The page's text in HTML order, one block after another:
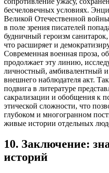
бесчеловечных условиях.
Великой Отечественной
в поле зрения писателей
будничный героизм
что расширяет и
Современная военная проза,
продолжает эту линию,
личностный, амбивалентный
внешнего наблюдателя акт.
подвига в литературе
сакрализации и обобщения к
этической сложности, что
глубоком и многогранном
живые истории отдельных
10. Заключение:
историй